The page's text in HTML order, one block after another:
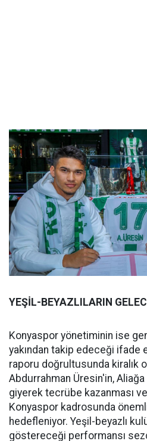
YEŞİL-BEYAZLILARIN
Konyaspor yönetiminin ise
yakından takip edeceği ifade
raporu doğrultusunda kiralık
Abdurrahman Üresin'in,
giyerek tecrübe kazanması
Konyaspor kadrosunda
hedefleniyor. Yeşil-beyazlı
göstereceği performansı